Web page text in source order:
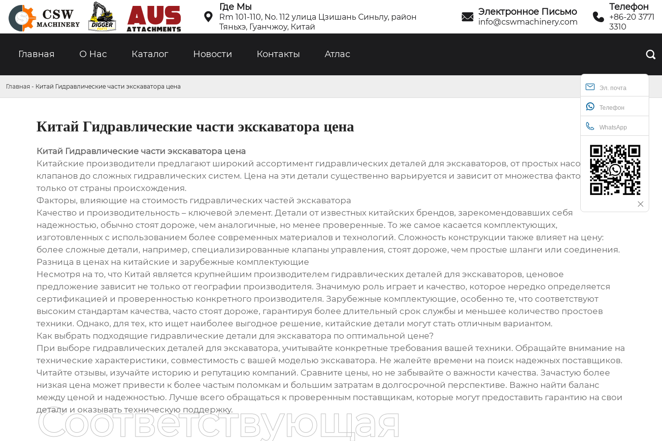

Где Мы
Rm 101-110, No. 112 улица Цзишань Синьлу, район
Тяньхэ, Гуанчжоу, Китай
 Электронное Письмо
info@cswmachinery.com 
Телефон
+86-20 3771
3310
Главная О Hас Каталог Новости Контакты Атлас 
Эл. почта
Телефон
WhatsApp
Главная - Китай Гидравлические части экскаватора цена
Китай Гидравлические части экскаватора цена
Китай Гидравлические части экскаватора цена
Китайские производители предлагают широкий ассортимент гидравлических деталей для экскаваторов, от простых насосов и
клапанов до сложных гидравлических систем. Цена на эти детали существенно варьируется и зависит от множества факторов, а не
только от страны происхождения.
Факторы, влияющие на стоимость гидравлических частей экскаватора
Качество и производительность – ключевой элемент. Детали от известных китайских брендов, зарекомендовавших себя
надежностью, обычно стоят дороже, чем аналогичные, но менее проверенные. То же самое касается комплектующих,
изготовленных с использованием более современных материалов и технологий. Сложность конструкции также влияет на цену:
более сложные детали, например, специализированные клапаны управления, стоят дороже, чем простые шланги или соединения.
Разница в ценах на китайские и зарубежные комплектующие
Несмотря на то, что Китай является крупнейшим производителем гидравлических деталей для экскаваторов, ценовое
предложение зависит не только от географии производителя. Значимую роль играет и качество, которое нередко определяется
сертификацией и проверенностью конкретного производителя. Зарубежные комплектующие, особенно те, что соответствуют
высоким стандартам качества, часто стоят дороже, гарантируя более длительный срок службы и меньшее количество простоев
техники. Однако, для тех, кто ищет наиболее выгодное решение, китайские детали могут стать отличным вариантом.
Как выбрать подходящие гидравлические детали для экскаватора по оптимальной цене?
При выборе гидравлических деталей для экскаватора, учитывайте конкретные требования вашей техники. Обращайте внимание на
технические характеристики, совместимость с вашей моделью экскаватора. Не жалейте времени на поиск надежных поставщиков.
Читайте отзывы, изучайте историю и репутацию компаний. Сравните цены, но не забывайте о важности качества. Зачастую более
низкая цена может привести к более частым поломкам и большим затратам в долгосрочной перспективе. Важно найти баланс
между ценой и надежностью. Лучше всего обращаться к проверенным поставщикам, которые могут предоставить гарантию на свои
детали и оказывать техническую поддержку.
Соответствующая